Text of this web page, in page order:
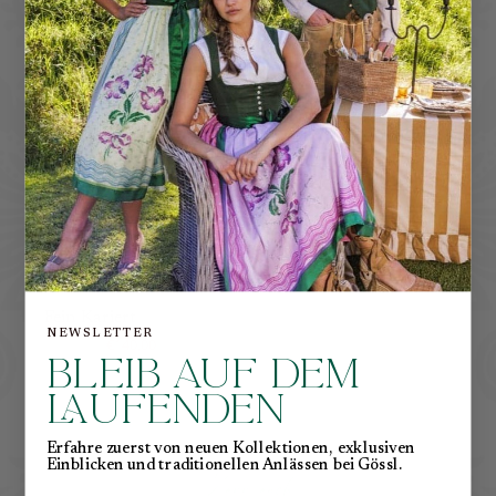
−36%
NEWSLETTER
BLEIB AUF DEM
LAUFENDEN
Erfahre zuerst von neuen Kollektionen, exklusiven
Einblicken und traditionellen Anlässen bei Gössl.